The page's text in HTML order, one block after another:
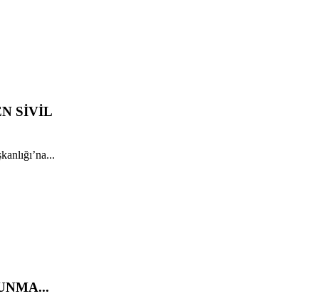
SİVİL